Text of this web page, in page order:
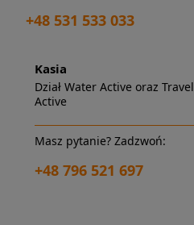
+48 531 533 033
Kasia
Dział Water Active oraz Travel
Active
Masz pytanie? Zadzwoń:
+48 796 521 697